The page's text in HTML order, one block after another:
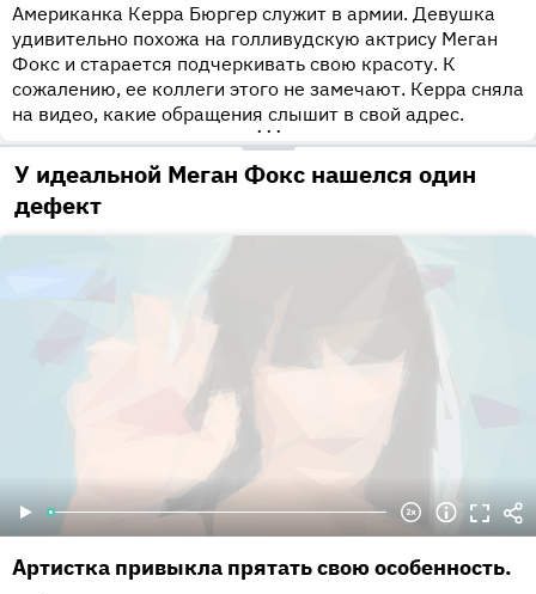
Американка Керра Бюргер служит в армии. Девушка
удивительно похожа на голливудскую актрису Меган
Фокс и старается подчеркивать свою красоту. К
сожалению, ее коллеги этого не замечают. Керра сняла
на видео, какие обращения слышит в свой адрес.
•••
У идеальной Меган Фокс нашелся один
дефект
Артистка привыкла прятать свою особенность.